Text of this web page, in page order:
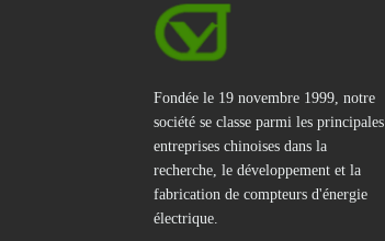
Fondée le 19 novembre 1999, notre
société se classe parmi les principales
entreprises chinoises dans la
recherche, le développement et la
fabrication de compteurs d'énergie
électrique.